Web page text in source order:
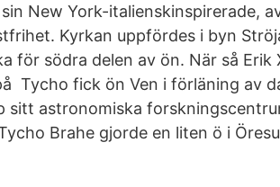
New York-italienskinspirerade,
Kyrkan uppfördes i byn
för södra delen av ön. När så Erik
Tycho fick ön Ven i förläning av
sitt astronomiska
Brahe gjorde en liten ö i